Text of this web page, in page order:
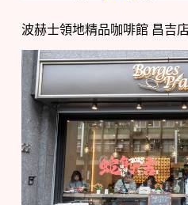
波赫士領地精品咖啡館 昌吉